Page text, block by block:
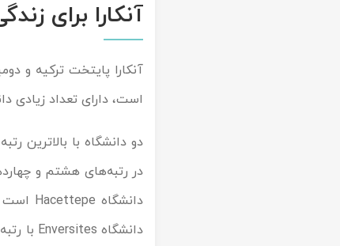
آنکارا برای
آنکارا پایتخت ترکیه و
است، دارای تعداد زیادی